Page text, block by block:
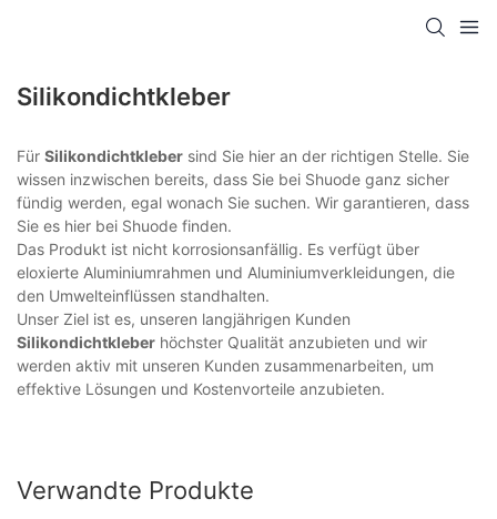
Silikondichtkleber
Für Silikondichtkleber sind Sie hier an der richtigen Stelle. Sie
wissen inzwischen bereits, dass Sie bei Shuode ganz sicher
fündig werden, egal wonach Sie suchen. Wir garantieren, dass
Sie es hier bei Shuode finden.
Das Produkt ist nicht korrosionsanfällig. Es verfügt über
eloxierte Aluminiumrahmen und Aluminiumverkleidungen, die
den Umwelteinflüssen standhalten.
Unser Ziel ist es, unseren langjährigen Kunden
Silikondichtkleber höchster Qualität anzubieten und wir
werden aktiv mit unseren Kunden zusammenarbeiten, um
effektive Lösungen und Kostenvorteile anzubieten.
Verwandte Produkte